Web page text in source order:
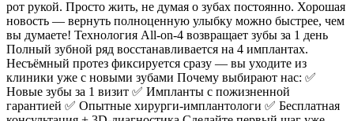
рот рукой. Просто жить, не думая о зубах постоянно. Хорошая
новость — вернуть полноценную улыбку можно быстрее, чем
вы думаете! Технология All-on-4 возвращает зубы за 1 день
Полный зубной ряд восстанавливается на 4 имплантах.
Несъёмный протез фиксируется сразу — вы уходите из
клиники уже с новыми зубами Почему выбирают нас: ✅
Новые зубы за 1 визит ✅ Импланты с пожизненной
гарантией ✅ Опытные хирурги-имплантологи ✅ Бесплатная